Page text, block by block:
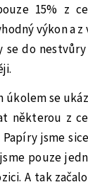
15% z
výkon a
se do
úkolem se
některou z
jsme
pouze
A tak